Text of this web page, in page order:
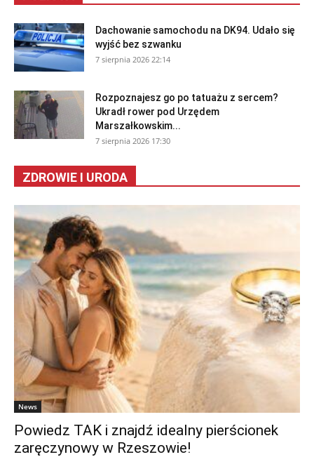
Dachowanie samochodu na DK94. Udało się
7 sierpnia 2026 22:14
Marszałkowskim...
7 sierpnia 2026 17:30
News
Powiedz TAK i znajdź idealny pierścionek
zaręczynowy w Rzeszowie!
Artykuł Sponsorowany - 7 sierpnia 2026 07:00